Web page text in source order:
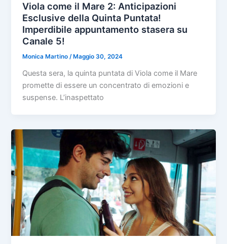
Viola come il Mare 2: Anticipazioni
Esclusive della Quinta Puntata!
Imperdibile appuntamento stasera su
Canale 5!
Monica Martino/ Maggio 30, 2024
Questa sera, la quinta puntata di Viola come il Mare
promette di essere un concentrato di emozioni e
suspense. L’inaspettato